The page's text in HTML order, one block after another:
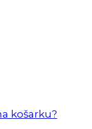
košarku?